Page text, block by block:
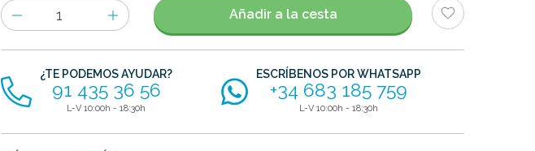
Número
de
artículos
Añadir a la cesta
¿TE PODEMOS AYUDAR?
91 435 36 56
L-V 10:00h - 18:30h
ESCRÍBENOS POR WHATSAPP
+34 683 185 759
L-V 10:00h - 18:30h